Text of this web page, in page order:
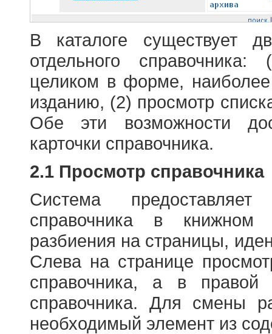
В каталоге существует
отдельного
целиком в форме,
изданию, (2) просмотр
Обе эти возможности
карточки справочника.
2.1 Просмотр справочника
Система
справочника в
разбиения на страницы,
Слева на странице
справочника, а в правой
справочника. Для смены
необходимый элемент из